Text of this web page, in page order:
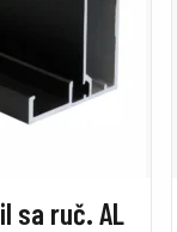
sa ruč. AL